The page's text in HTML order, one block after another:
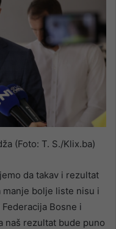
(Foto: T. S./Klix.ba)
da takav i rezultat
bolje liste nisu i
Bosne i
naš rezultat bude puno